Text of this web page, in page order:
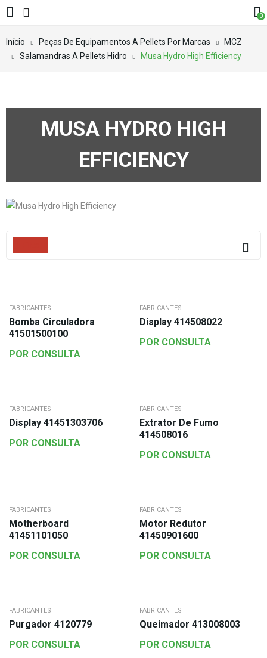
0
Início Peças De Equipamentos A Pellets Por Marcas
MCZ
Salamandras A Pellets Hidro
Musa Hydro High Efficiency
MUSA HYDRO HIGH
EFFICIENCY
FABRICANTES
Bomba Circuladora
41501500100
POR CONSULTA
FABRICANTES
Display 414508022
POR CONSULTA
FABRICANTES
Display 41451303706
POR CONSULTA
FABRICANTES
Extrator De Fumo
414508016
POR CONSULTA
FABRICANTES
Motherboard
41451101050
POR CONSULTA
FABRICANTES
Motor Redutor
41450901600
POR CONSULTA
FABRICANTES
Purgador 4120779
POR CONSULTA
FABRICANTES
Queimador 413008003
POR CONSULTA